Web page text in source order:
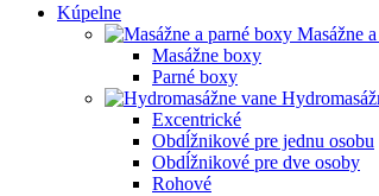
Kúpelne
Masážne
Masážne boxy
Parné boxy
Excentrické
Obdĺžnikové pre jednu osobu
Obdĺžnikové pre dve osoby
Rohové